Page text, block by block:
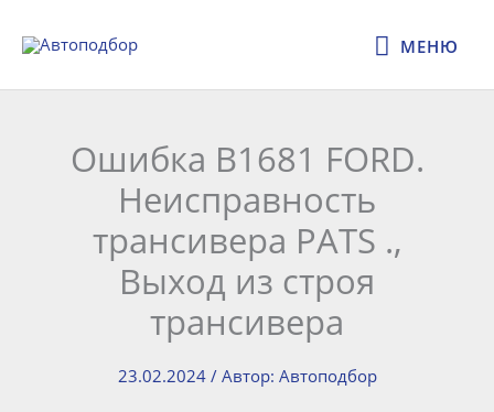
МЕНЮ
МЕНЮ
Ошибка B1681 FORD.
Неисправность
трансивера PATS .,
Выход из строя
трансивера
23.02.2024 / Автор: Автоподбор